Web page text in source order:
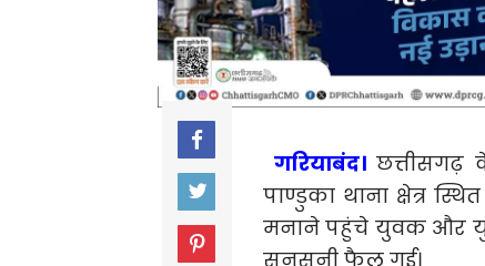
गरियाबंद।छत्तीसगढ़
पाण्डुका थाना क्षेत्र
मनाने पहुंचे युवक और
सनसनी फैल गई।